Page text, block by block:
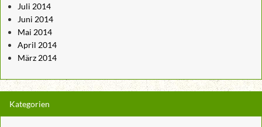
Juli 2014
Juni 2014
Mai 2014
April 2014
März 2014
Kategorien